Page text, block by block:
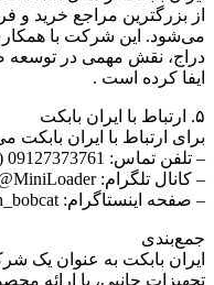
از بزرگترین مراجع خرید و
می‌شود. این شرکت با
دراج، نقش مهمی در توسعه
ایفا کرده است .
۵. ارتباط با ایران بابکت
برای ارتباط با ایران بابکت
– تلفن تماس: 09127373761 (آقای جانبهان، کارشناس فروش) .
– کانال تلگرام: MiniLoader@ .
– صفحه اینستاگرام: iran_bobcat@ .
جمع‌بندی
ایران بابکت به عنوان یک
تجهیزات جانبی، با ارائه